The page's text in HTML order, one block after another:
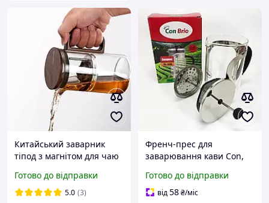
Китайський заварник
тіпод з магнітом для чаю
Bonston BP13, 500 мл
Готово до відправки
5.0 (3)
Френч-прес для
заварювання кави Con,
пресом, Френч-прес чаю
Китайський заварник
Готово до відправки
від58₴/міс